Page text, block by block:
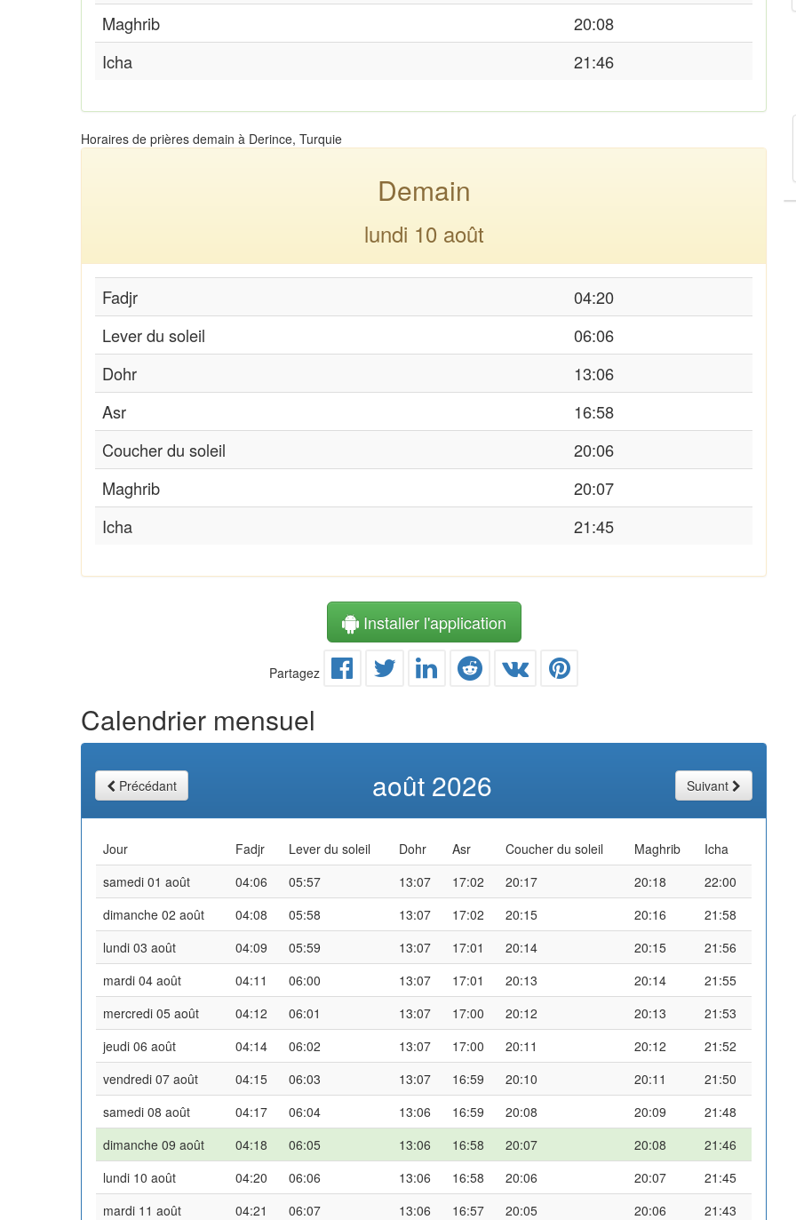
Maghrib
20:08
Icha
21:46
Horaires de prières demain à Derince, Turquie
Demain
lundi 10 août
Fadjr
04:20
Lever du soleil
06:06
Dohr
13:06
Asr
16:58
Coucher du soleil
20:06
Maghrib
20:07
Icha
21:45
Installer l'application
Partagez
Calendrier mensuel
Précédant août 2026 Suivant
Jour Fadjr Lever du soleil Dohr Asr Coucher du soleil Maghrib
Icha
samedi 01 août
04:06 05:57 13:07 17:02 20:17 20:18
22:00
dimanche 02 août
04:08 05:58 13:07 17:02 20:15 20:16
21:58
lundi 03 août
04:09 05:59 13:07 17:01 20:14 20:15
21:56
mardi 04 août
04:11 06:00 13:07 17:01 20:13 20:14
21:55
mercredi 05 août
04:12 06:01 13:07 17:00 20:12 20:13
21:53
jeudi 06 août
04:14 06:02 13:07 17:00 20:11 20:12
21:52
vendredi 07 août
04:15 06:03 13:07 16:59 20:10 20:11
21:50
samedi 08 août
04:17 06:04 13:06 16:59 20:08 20:09
21:48
dimanche 09 août
04:18 06:05 13:06 16:58 20:07 20:08
21:46
lundi 10 août
04:20 06:06 13:06 16:58 20:06 20:07
21:45
mardi 11 août
04:21 06:07 13:06 16:57 20:05 20:06
21:43